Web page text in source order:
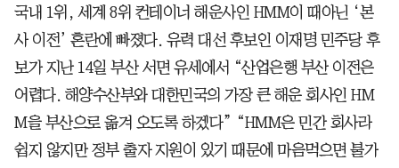
국내 1위, 세계 8위 컨테이너 해운사인 HMM이 때아닌 ‘본
사 이전’ 혼란에 빠졌다. 유력 대선 후보인 이재명 민주당 후
보가 지난 14일 부산 서면 유세에서 “산업은행 부산 이전은
어렵다. 해양수산부와 대한민국의 가장 큰 해운 회사인 HM
M을 부산으로 옮겨 오도록 하겠다” “HMM은 민간 회사라
쉽지 않지만 정부 출자 지원이 있기 때문에 마음먹으면 불가